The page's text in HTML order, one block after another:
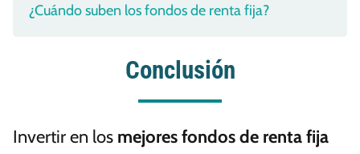
¿Cuándo suben los fondos de renta fija?
Conclusión
Invertir en los mejores fondos de renta fija